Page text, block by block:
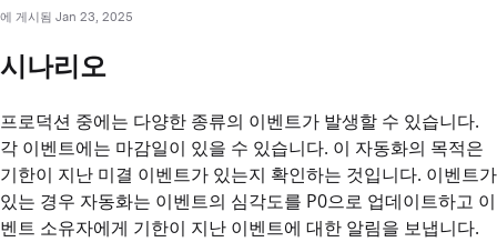
에 게시됨 Jan 23, 2025
시나리오
프로덕션 중에는 다양한 종류의 이벤트가 발생할 수 있습니다.
각 이벤트에는 마감일이 있을 수 있습니다. 이 자동화의 목적은
기한이 지난 미결 이벤트가 있는지 확인하는 것입니다. 이벤트가
있는 경우 자동화는 이벤트의 심각도를 P0으로 업데이트하고 이
벤트 소유자에게 기한이 지난 이벤트에 대한 알림을 보냅니다.